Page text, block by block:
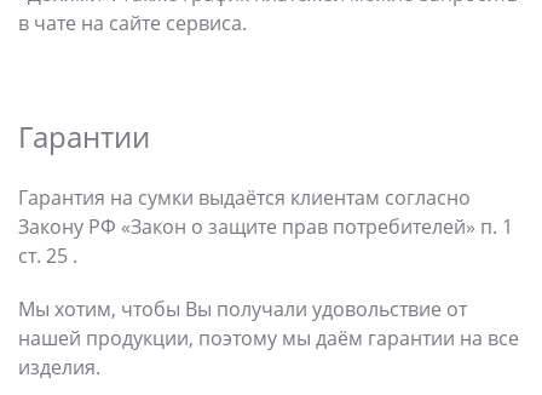
в чате на сайте сервиса.
Гарантии
Гарантия на сумки выдаётся клиентам согласно
Закону РФ «Закон о защите прав потребителей» п. 1
ст. 25 .
Мы хотим, чтобы Вы получали удовольствие от
нашей продукции, поэтому мы даём гарантии на все
изделия.